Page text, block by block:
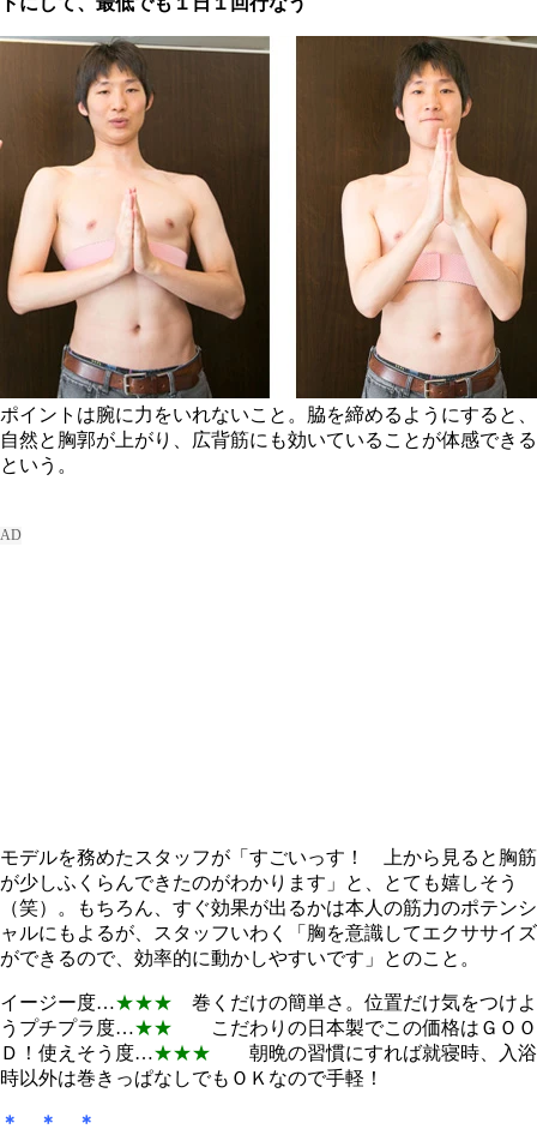
ポイントは腕に力をいれないこと。脇を締めるようにすると、
自然と胸郭が上がり、広背筋にも効いていることが体感できる
という。
モデルを務めたスタッフが「すごいっす！ 上から見ると胸筋
が少しふくらんできたのがわかります」と、とても嬉しそう
（笑）。もちろん、すぐ効果が出るかは本人の筋力のポテンシ
ャルにもよるが、スタッフいわく「胸を意識してエクササイズ
ができるので、効率的に動かしやすいです」とのこと。
イージー度…★★★ 巻くだけの簡単さ。位置だけ気をつけよ
うプチプラ度…★★ こだわりの日本製でこの価格はＧＯＯ
Ｄ！使えそう度…★★★ 朝晩の習慣にすれば就寝時、入浴
時以外は巻きっぱなしでもＯＫなので手軽！
＊ ＊ ＊